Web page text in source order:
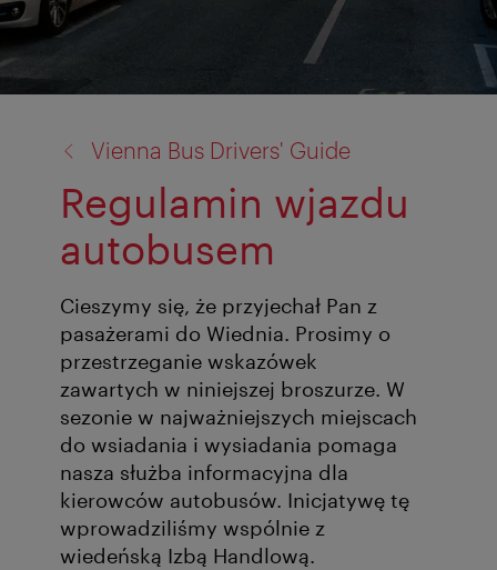
Vienna Bus Drivers' Guide
Regulamin wjazdu
autobusem
Cieszymy się, że przyjechał Pan z
pasażerami do Wiednia. Prosimy o
przestrzeganie wskazówek
zawartych w niniejszej broszurze. W
sezonie w najważniejszych miejscach
do wsiadania i wysiadania pomaga
nasza służba informacyjna dla
kierowców autobusów. Inicjatywę tę
wprowadziliśmy wspólnie z
wiedeńską Izbą Handlową.